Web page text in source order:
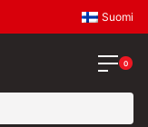
Suomi
0